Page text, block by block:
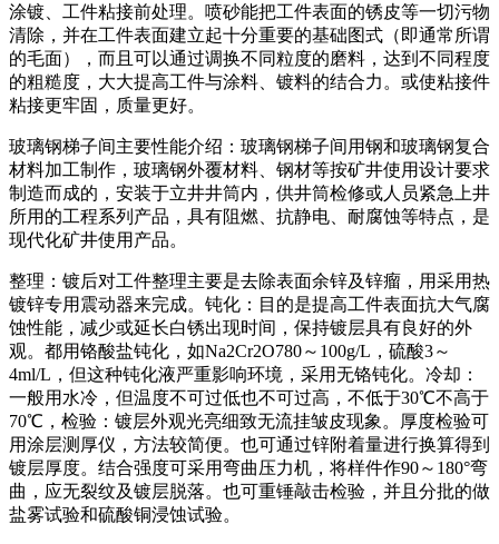
涂镀、工件粘接前处理。喷砂能把工件表面的锈皮等一切污物
清除，并在工件表面建立起十分重要的基础图式（即通常所谓
的毛面），而且可以通过调换不同粒度的磨料，达到不同程度
的粗糙度，大大提高工件与涂料、镀料的结合力。或使粘接件
粘接更牢固，质量更好。
玻璃钢梯子间主要性能介绍：玻璃钢梯子间用钢和玻璃钢复合
材料加工制作，玻璃钢外覆材料、钢材等按矿井使用设计要求
制造而成的，安装于立井井筒内，供井筒检修或人员紧急上井
所用的工程系列产品，具有阻燃、抗静电、耐腐蚀等特点，是
现代化矿井使用产品。
整理：镀后对工件整理主要是去除表面余锌及锌瘤，用采用热
镀锌专用震动器来完成。钝化：目的是提高工件表面抗大气腐
蚀性能，减少或延长白锈出现时间，保持镀层具有良好的外
观。都用铬酸盐钝化，如Na2Cr2O780～100g/L，硫酸3～
4ml/L，但这种钝化液严重影响环境，采用无铬钝化。冷却：
一般用水冷，但温度不可过低也不可过高，不低于30℃不高于
70℃，检验：镀层外观光亮细致无流挂皱皮现象。厚度检验可
用涂层测厚仪，方法较简便。也可通过锌附着量进行换算得到
镀层厚度。结合强度可采用弯曲压力机，将样件作90～180°弯
曲，应无裂纹及镀层脱落。也可重锤敲击检验，并且分批的做
盐雾试验和硫酸铜浸蚀试验。